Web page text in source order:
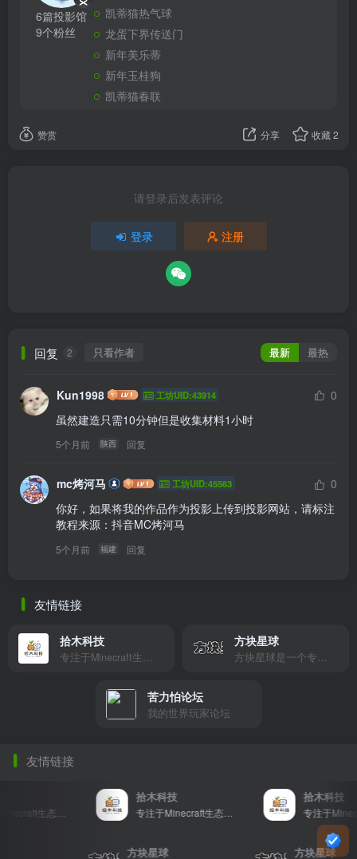
6篇投影馆
9个粉丝
凯蒂猫热气球
龙蛋下界传送门
新年美乐蒂
新年玉桂狗
凯蒂猫春联
赞赏 分享 收藏2
请登录后发表评论
登录 注册
回复 2 只看作者 最新 最热
Kun1998 工坊UID:43914
0
虽然建造只需10分钟但是收集材料1小时
5个月前 陕西 回复
mc烤河马 工坊UID:45563
0
你好，如果将我的作品作为投影上传到投影网站，请标注
教程来源：抖音MC烤河马
5个月前 福建 回复
友情链接
拾木科技
专注于Minecraft生态建设
方块星球
方块星球是一个专注于我的世界的中文论坛，提供丰富的资源分享、玩家交流和创意展示，包括地图、皮肤、数据包等内容，打造Minecraft玩家的专属社区乐园！
苦力怕论坛
我的世界玩家论坛
友情链接
专注于Minecraft生态建设
拾木科技
专注于Minecraft生态建设
拾木科技
方块星球 方块星球